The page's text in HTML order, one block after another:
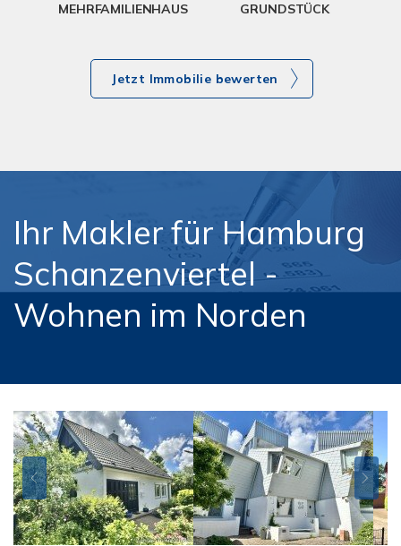
MEHRFAMILIENHAUS GRUNDSTÜCK
Jetzt Immobilie bewerten
Ihr Makler für Hamburg
Schanzenviertel -
Wohnen im Norden